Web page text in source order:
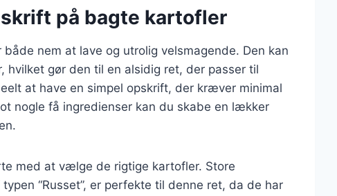
på bagte kartofler
nem at lave og utrolig velsmagende. Den kan
hvilket gør den til en alsidig ret, der passer til
at have en simpel opskrift, der kræver minimal
nogle få ingredienser kan du skabe en lækker
med at vælge de rigtige kartofler. Store
“Russet”, er perfekte til denne ret, da de har